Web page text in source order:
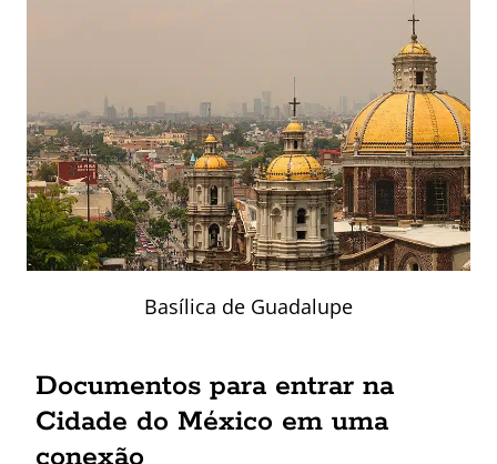
Basílica de Guadalupe
Documentos para entrar na
Cidade do México em uma